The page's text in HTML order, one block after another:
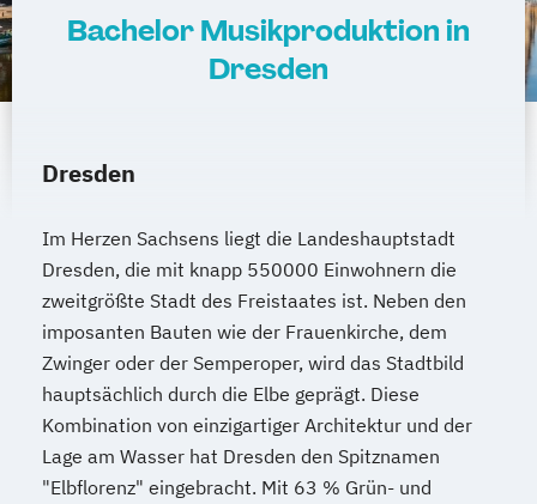
Bachelor Musikproduktion in
Dresden
Dresden
Im Herzen Sachsens liegt die Landeshauptstadt
Dresden, die mit knapp 550000 Einwohnern die
zweitgrößte Stadt des Freistaates ist. Neben den
imposanten Bauten wie der Frauenkirche, dem
Zwinger oder der Semperoper, wird das Stadtbild
hauptsächlich durch die Elbe geprägt. Diese
Kombination von einzigartiger Architektur und der
Lage am Wasser hat Dresden den Spitznamen
"Elbflorenz" eingebracht. Mit 63 % Grün- und